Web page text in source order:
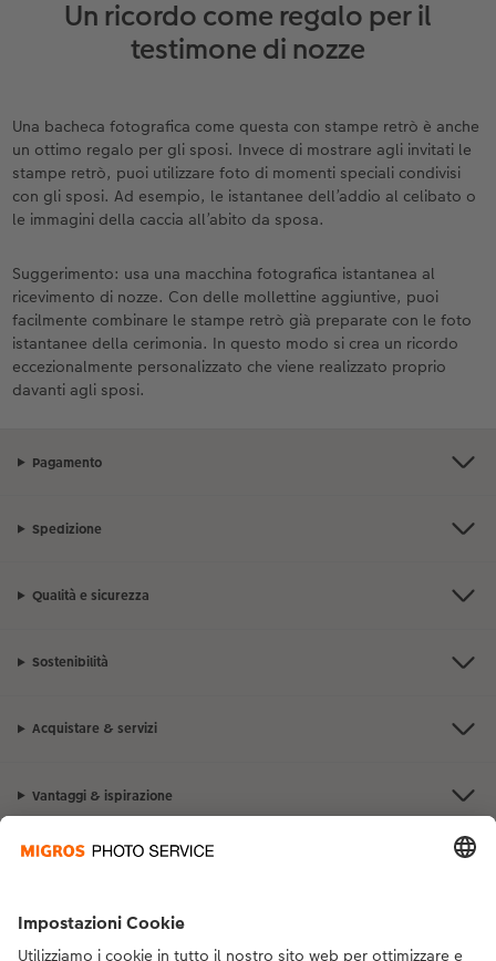
Un ricordo come regalo per il
testimone di nozze
Una bacheca fotografica come questa con stampe retrò è anche
un ottimo regalo per gli sposi. Invece di mostrare agli invitati le
stampe retrò, puoi utilizzare foto di momenti speciali condivisi
con gli sposi. Ad esempio, le istantanee dell’addio al celibato o
le immagini della caccia all’abito da sposa.
Suggerimento: usa una macchina fotografica istantanea al
ricevimento di nozze. Con delle mollettine aggiuntive, puoi
facilmente combinare le stampe retrò già preparate con le foto
istantanee della cerimonia. In questo modo si crea un ricordo
eccezionalmente personalizzato che viene realizzato proprio
davanti agli sposi.
Pagamento
Spedizione
Qualità e sicurezza
Sostenibilità
Acquistare & servizi
Vantaggi & ispirazione
Contatto & aiuto
La Migros